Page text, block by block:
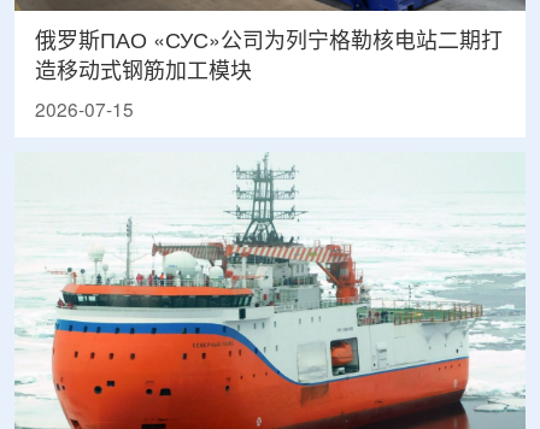
俄罗斯ПАО «СУС»公司为列宁格勒核电站二期打
造移动式钢筋加工模块
2026-07-15